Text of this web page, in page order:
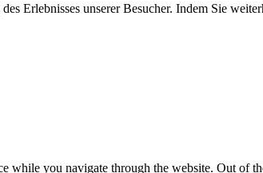
Erlebnisses unserer Besucher. Indem Sie
while you navigate through the website. Out of